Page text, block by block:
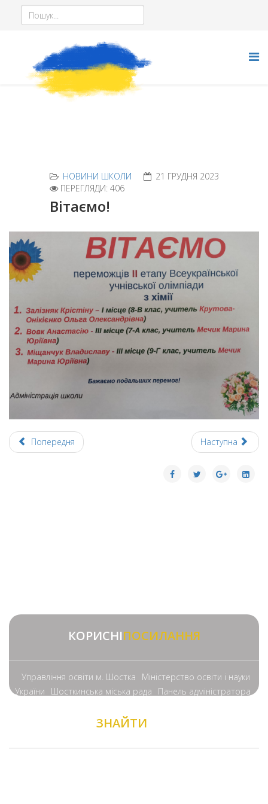
НОВИНИ ШКОЛИ
21 ГРУДНЯ 2023
ПЕРЕГЛЯДИ: 406
Вітаємо!
Попередня Наступна
КОРИСНІПОСИЛАННЯ
Управління освіти м. Шостка
Міністерство освіти і науки
України
Шосткинська міська рада Панель адміністратора
ЗНАЙТИ